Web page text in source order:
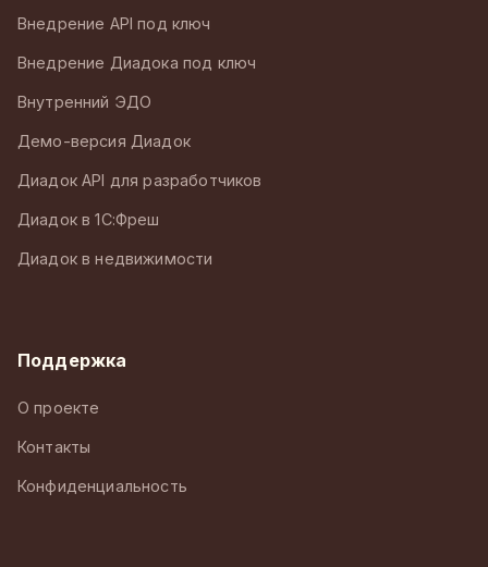
Внедрение API под ключ
Внедрение Диадока под ключ
Внутренний ЭДО
Демо-версия Диадок
Диадок API для разработчиков
Диадок в 1С:Фреш
Диадок в недвижимости
Поддержка
О проекте
Контакты
Конфиденциальность